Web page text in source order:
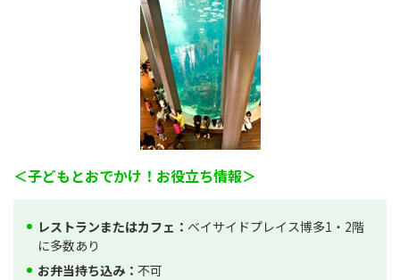
＜子どもとおでかけ！お役立ち情報＞
レストランまたはカフェ： ベイサイドプレイス博多1・2階
に多数あり
お弁当持ち込み： 不可